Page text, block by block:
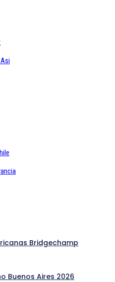
Bridgechamp
Buenos Aires 2026